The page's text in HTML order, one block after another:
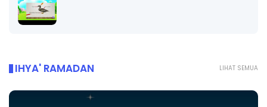
LIHAT SEMUA
IHYA' RAMADAN